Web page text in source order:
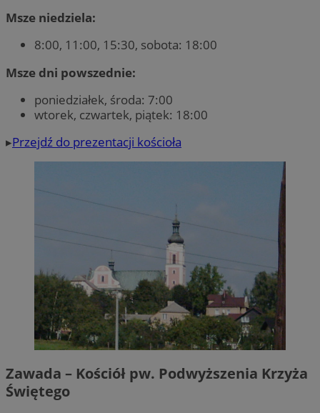
Msze niedziela:
8:00, 11:00, 15:30, sobota: 18:00
Msze dni powszednie:
poniedziałek, środa: 7:00
wtorek, czwartek, piątek: 18:00
▸Przejdź do prezentacji kościoła
Zawada – Kościół pw. Podwyższenia Krzyża
Świętego